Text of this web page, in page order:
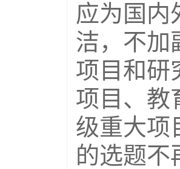
应为国内
洁，不加
项目和研
项目、教
级重大项
的选题不